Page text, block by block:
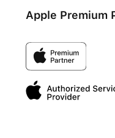
Apple Premium